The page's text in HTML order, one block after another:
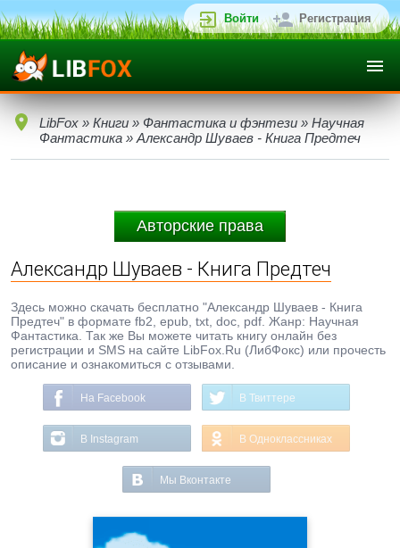
Войти Регистрация
LibFox » Книги » Фантастика и фэнтези » Научная
Фантастика » Александр Шуваев - Книга Предтеч
Авторские права
Александр Шуваев - Книга Предтеч
Здесь можно скачать бесплатно "Александр Шуваев - Книга
Предтеч" в формате fb2, epub, txt, doc, pdf. Жанр: Научная
Фантастика. Так же Вы можете читать книгу онлайн без
регистрации и SMS на сайте LibFox.Ru (ЛибФокс) или прочесть
описание и ознакомиться с отзывами.
На Facebook В Твиттере
В Instagram В Одноклассниках
Мы Вконтакте